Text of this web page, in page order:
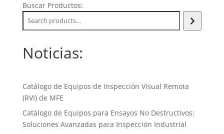
Buscar Productos:
Noticias:
Catálogo de Equipos de Inspección Visual Remota
(RVI) de MFE
Catálogo de Equipos para Ensayos No Destructivos:
Soluciones Avanzadas para Inspección Industrial